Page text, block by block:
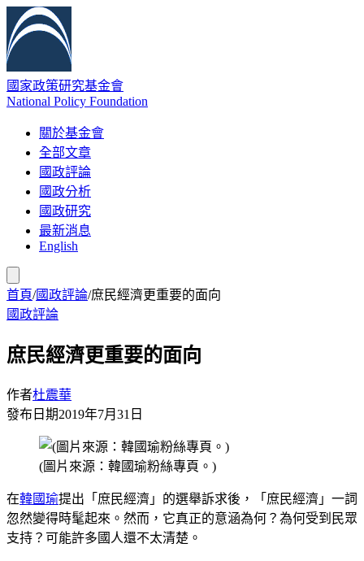
國家政策研究基金會
National Policy Foundation
關於基金會
全部文章
國政評論
國政分析
國政研究
最新消息
English
首頁/國政評論/庶民經濟更重要的面向
國政評論
庶民經濟更重要的面向
作者杜震華
發布日期2019年7月31日
(圖片來源：韓國瑜粉絲專頁。)
在韓國瑜提出「庶民經濟」的選舉訴求後，「庶民經濟」一詞
忽然變得時髦起來。然而，它真正的意涵為何？為何受到民眾
支持？可能許多國人還不太清楚。